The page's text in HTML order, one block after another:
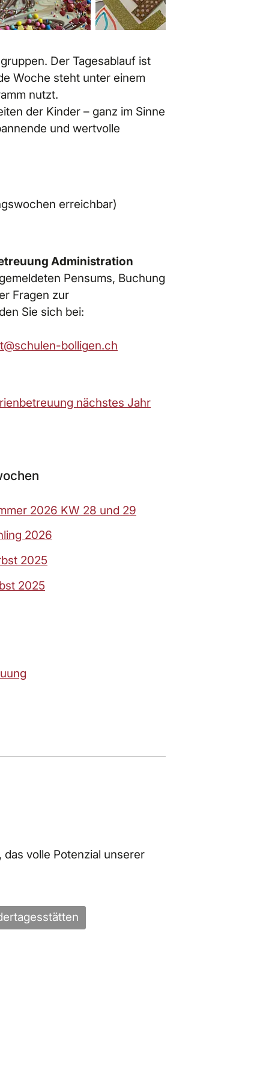
Der Tagesablauf ist
Woche steht unter einem
nutzt.
der Kinder – ganz im Sinne
und wertvolle
erreichbar)
Administration
Pensums, Buchung
Fragen zur
Sie sich bei:
sch l n-b ll g n ch
nächstes Jahr
2026 KW 28 und 29
2026
2025
2025
volle Potenzial unserer